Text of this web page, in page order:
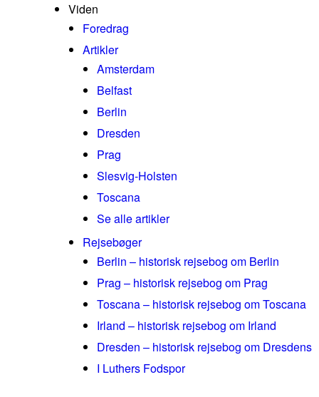
Viden
Foredrag
Artikler
Amsterdam
Belfast
Berlin
Dresden
Prag
Slesvig-Holsten
Toscana
Se alle artikler
Rejsebøger
Berlin – historisk rejsebog om Berlin
Prag – historisk rejsebog om Prag
Toscana – historisk rejsebog om Toscana
Irland – historisk rejsebog om Irland
Dresden – historisk rejsebog om Dresdens
I Luthers Fodspor